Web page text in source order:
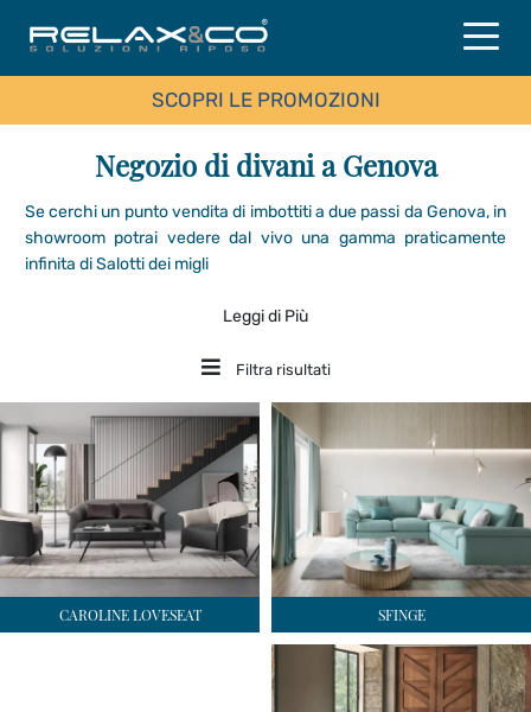
SCOPRI LE PROMOZIONI
Negozio di divani a Genova
Se cerchi un punto vendita di imbottiti a due passi da Genova, in
showroom potrai vedere dal vivo una gamma praticamente
infinita di Salotti dei migli
Leggi di Più
Filtra risultati
CAROLINE LOVESEAT SFINGE